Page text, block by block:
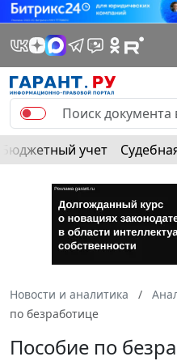
Бюджетный учет
Новости и аналитика
по безработице
Пособие по